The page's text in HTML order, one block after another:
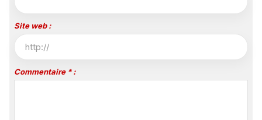
Site web :
Commentaire * :